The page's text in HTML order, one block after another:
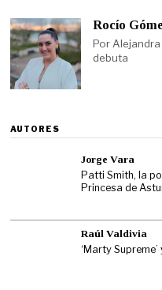
Rocío
Por
debuta
AUTORES
Jorge Vara
Patti Smith, la
Princesa de
Raúl Valdivia
‘Marty